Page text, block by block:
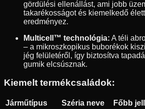
gördülési ellenállást, ami jobb
takarékosságot és kiemelkedő
eredményez.
Multicell™ technológia: A téli
– a mikroszkopikus buborékok
jég felületéről, így biztosítva
gumik elcsúsznak.
Kiemelt termékcsaládok:
Járműtípus Széria neve Főbb